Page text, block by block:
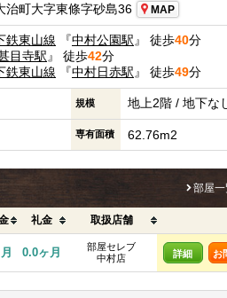
治町大字東條字砂島36 MAP
鉄東山線 『中村公園駅 』 徒歩40分
目寺駅 』 徒歩42分
鉄東山線 『中村日赤駅 』 徒歩49分
規模 地上2階 / 地下な
専有面積 62.76m2
部屋
礼金 取扱店舗
0.0ヶ月
部屋セレブ
中村店
詳細 お